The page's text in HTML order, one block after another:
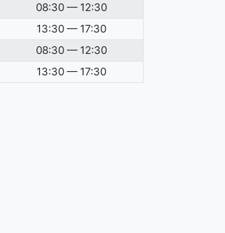
08:30 — 12:30
13:30 — 17:30
08:30 — 12:30
13:30 — 17:30